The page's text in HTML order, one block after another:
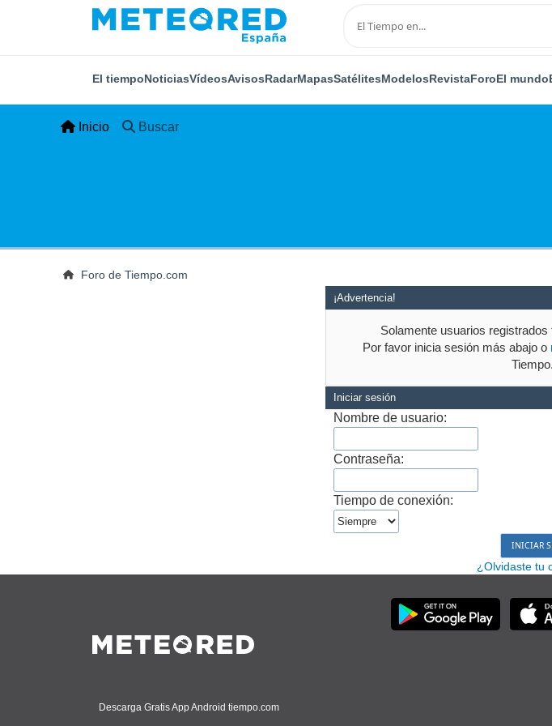
El tiempoNoticiasVídeosAvisosRadarMapasSatélitesModelosRevistaForoEl mundo
Inicio Buscar
Foro de Tiempo.com
¡Advertencia!
Solamente usuarios
Por favor inicia sesión más abajo o
Iniciar sesión
Nombre de usuario:
Contraseña:
Tiempo de conexión:
¿Olvidaste tu
Descarga Gratis App Android tiempo.com